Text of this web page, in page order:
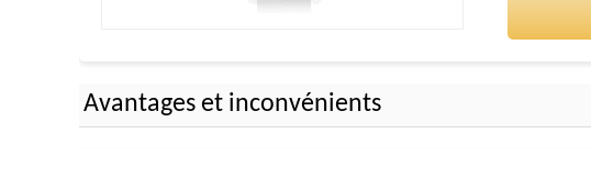
Avantages et inconvénients